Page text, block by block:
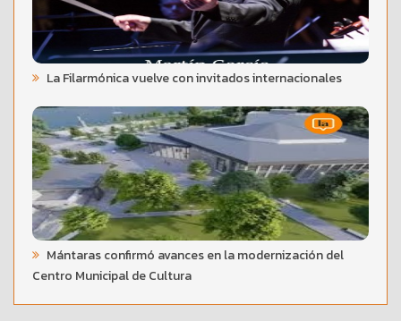
La Filarmónica vuelve con invitados internacionales
Mántaras confirmó avances en la modernización del
Centro Municipal de Cultura